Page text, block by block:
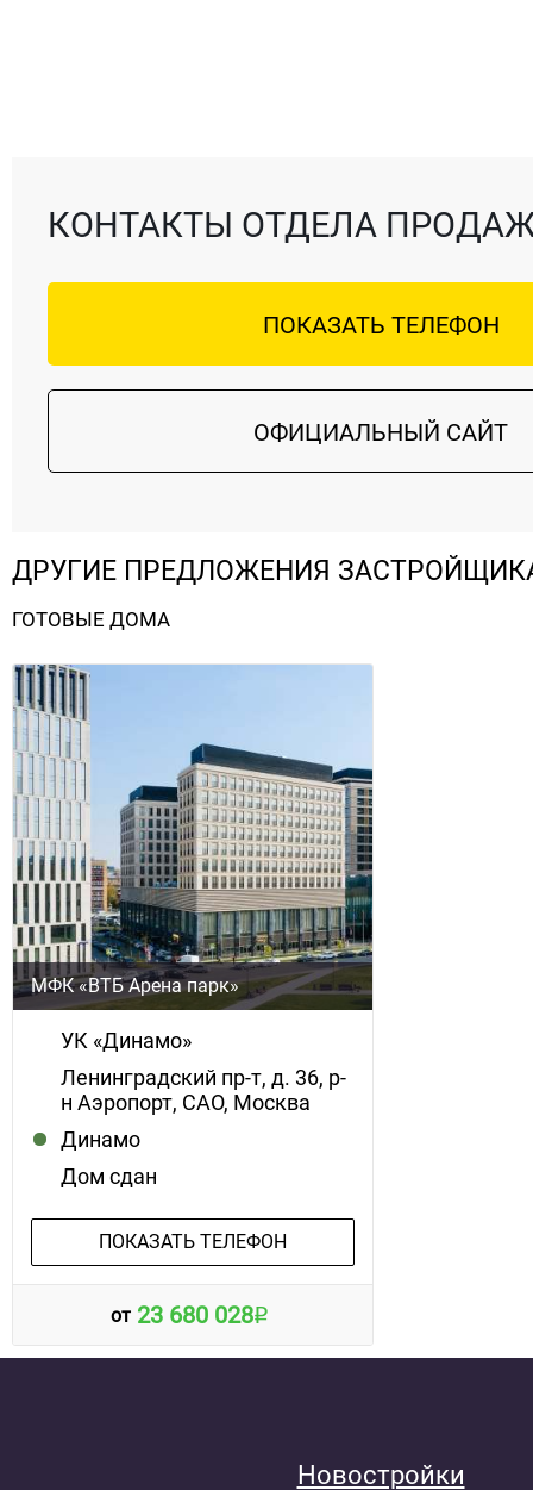
КОНТАКТЫ ОТДЕЛА
ПОКАЗАТЬ ТЕЛЕФОН
ОФИЦИАЛЬНЫЙ САЙТ
ДРУГИЕ ПРЕДЛОЖЕНИЯ
ГОТОВЫЕ ДОМА
МФК «ВТБ Арена парк»
УК «Динамо»
Ленинградский пр-т, д. 36, р-
н Аэропорт, САО, Москва
Динамо
Дом сдан
ПОКАЗАТЬ ТЕЛЕФОН
от 23 680 028
Новостройки